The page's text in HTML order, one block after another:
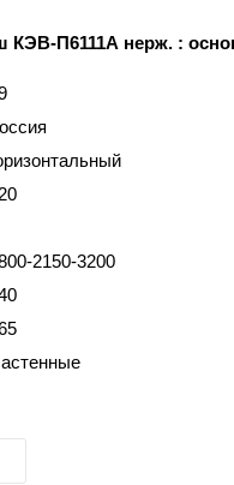
КЭВ-П6111А нерж. :
2150-3200